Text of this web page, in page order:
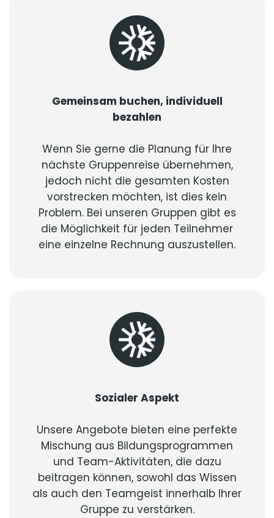
Gemeinsam buchen, individuell
bezahlen
Wenn Sie gerne die Planung für Ihre
nächste Gruppenreise übernehmen,
jedoch nicht die gesamten Kosten
vorstrecken möchten, ist dies kein
Problem. Bei unseren Gruppen gibt es
die Möglichkeit für jeden Teilnehmer
eine einzelne Rechnung auszustellen.
Sozialer Aspekt
Unsere Angebote bieten eine perfekte
Mischung aus Bildungsprogrammen
und Team-Aktivitäten, die dazu
beitragen können, sowohl das Wissen
als auch den Teamgeist innerhalb Ihrer
Gruppe zu verstärken.